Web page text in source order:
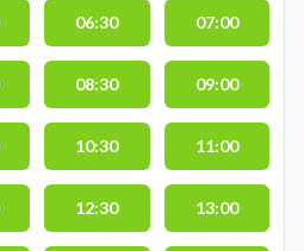
06:30 07:00
08:30 09:00
10:30 11:00
12:30 13:00